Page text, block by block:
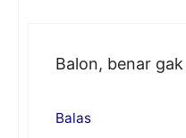
Balon, benar gak
Balas